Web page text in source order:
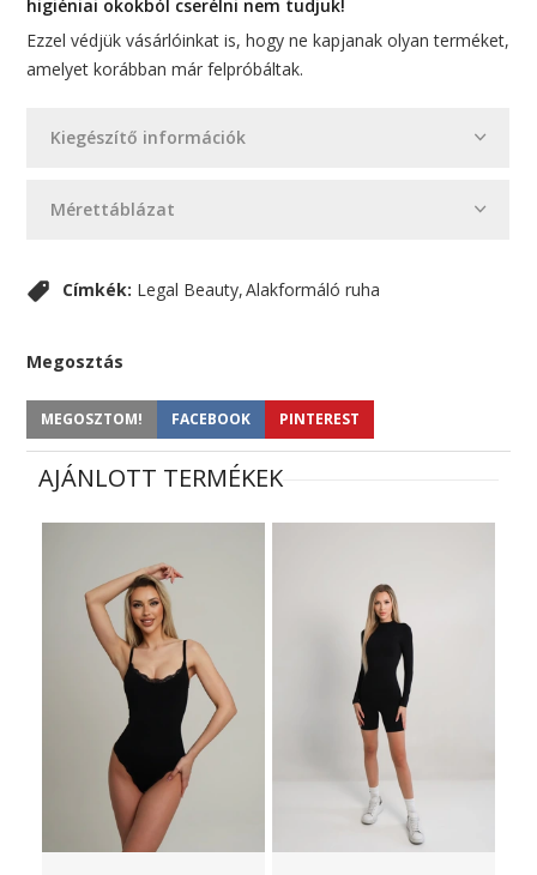
Kiegészítő információk
Mérettáblázat
higiéniai okokból cserélni nem tudjuk!
Ezzel védjük vásárlóinkat is, hogy ne kapjanak olyan terméket,
amelyet korábban már felpróbáltak.
Címkék: Legal Beauty Alakformáló ruha
Megosztás
MEGOSZTOM! FACEBOOK PINTEREST
AJÁNLOTT TERMÉKEK